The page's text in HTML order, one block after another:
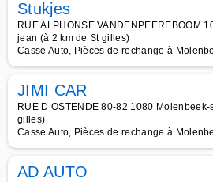
Stukjes
RUE ALPHONSE VANDENPEEREBOOM
jean (à 2 km de St gilles)
Casse Auto, Pièces de rechange à
JIMI CAR
RUE D OSTENDE 80-82 1080
gilles)
Casse Auto, Pièces de rechange à
AD AUTO